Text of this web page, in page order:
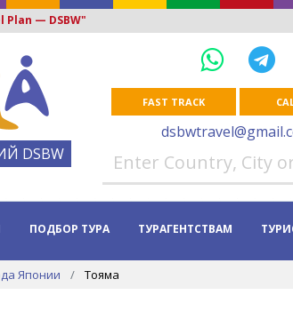
— DSBW"
DSBW
FAST TRACK
ПОДБОР ТУРА ТУРАГЕНТСТВАМ
Японии Тояма